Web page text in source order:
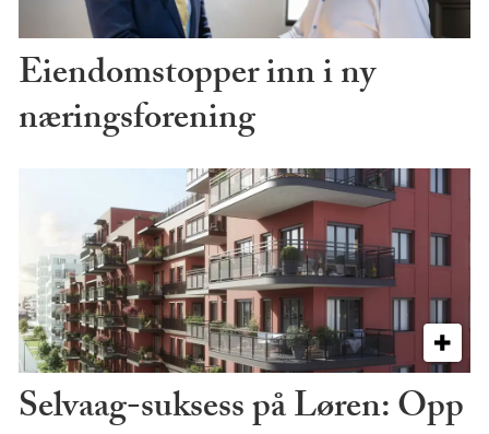
Eiendomstopper inn i ny
næringsforening
Selvaag-suksess på Løren: Opp